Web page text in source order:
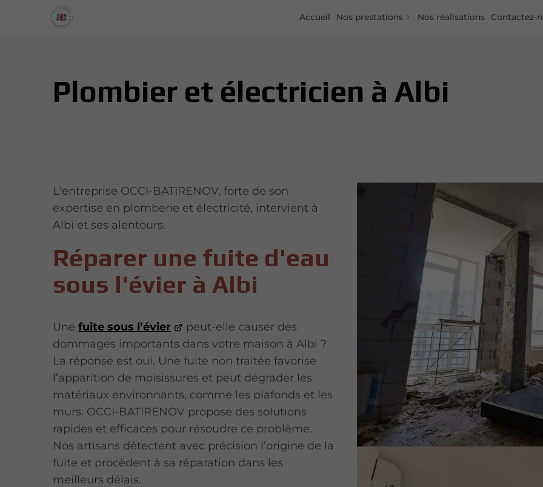
Accueil Nos prestations Nos réalisations Contactez-
Plombier et électricien à Albi
L'entreprise OCCI-BATIRENOV, forte de son
expertise en plomberie et électricité, intervient à
Albi et ses alentours.
Réparer une fuite d'eau
sous l'évier à Albi
Unefuite sous l’évier
peut-elle causer des
dommages importants dans votre maison à Albi ?
La réponse est oui. Une fuite non traitée favorise
l’apparition de moisissures et peut dégrader les
matériaux environnants, comme les plafonds et les
murs. OCCI-BATIRENOV propose des solutions
rapides et efficaces pour résoudre ce problème.
Nos artisans détectent avec précision l’origine de la
fuite et procèdent à sa réparation dans les
meilleurs délais.